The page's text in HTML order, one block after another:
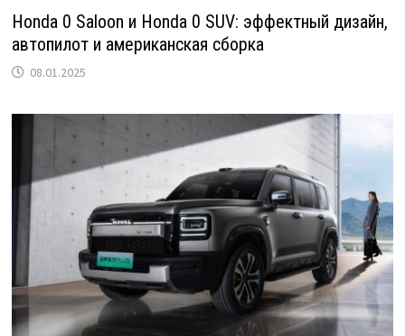
Honda 0 Saloon и Honda 0 SUV: эффектный дизайн,
автопилот и американская сборка
08.01.2025